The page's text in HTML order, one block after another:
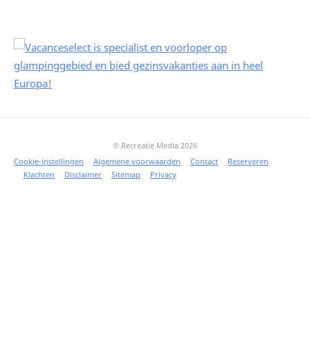
© Recreatie Media 2026
Cookie-instellingen
Algemene voorwaarden Contact
Reserveren
Klachten
Disclaimer Sitemap Privacy